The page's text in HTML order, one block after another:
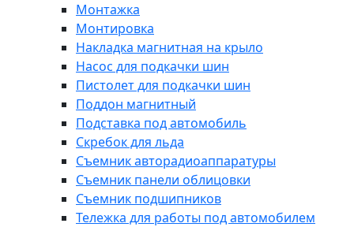
Монтажка
Монтировка
Накладка магнитная на крыло
Насос для подкачки шин
Пистолет для подкачки шин
Поддон магнитный
Подставка под автомобиль
Скребок для льда
Съемник авторадиоаппаратуры
Съемник панели облицовки
Съемник подшипников
Тележка для работы под автомобилем